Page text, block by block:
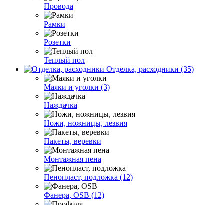
Провода
Рамки
Розетки
Теплый пол
Отделка, расходники (35)
Маяки и уголки (3)
Наждачка
Ножи, ножницы, лезвия
Пакеты, веревки
Монтажная пена
Пенопласт, подложка (12)
Фанера, OSB (12)